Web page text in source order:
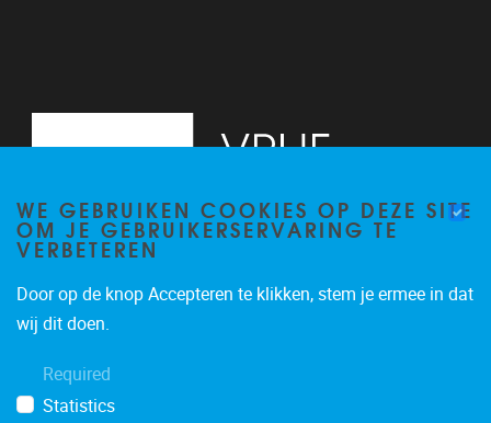
WE GEBRUIKEN COOKIES OP DEZE SITE
OM JE GEBRUIKERSERVARING TE
VERBETEREN
Door op de knop Accepteren te klikken, stem je ermee in dat
wij dit doen.
Required
Statistics